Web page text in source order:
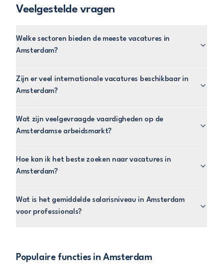
Veelgestelde vragen
Welke sectoren bieden de meeste vacatures in
Amsterdam?
Zijn er veel internationale vacatures beschikbaar in
Amsterdam?
Wat zijn veelgevraagde vaardigheden op de
Amsterdamse arbeidsmarkt?
Hoe kan ik het beste zoeken naar vacatures in
Amsterdam?
Wat is het gemiddelde salarisniveau in Amsterdam
voor professionals?
Populaire functies inAmsterdam